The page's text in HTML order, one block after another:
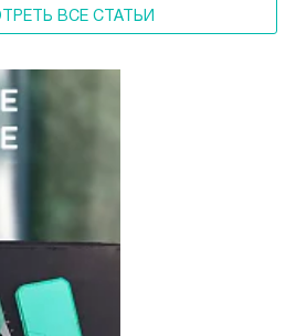
ВСЕ СТАТЬИ